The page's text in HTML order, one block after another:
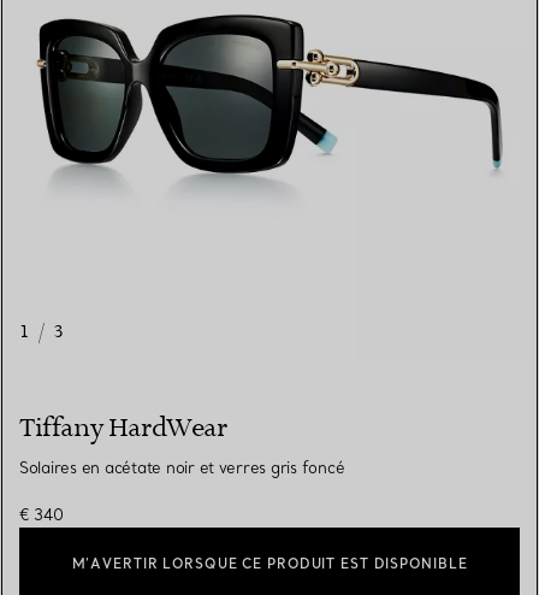
1 / 3
Tiffany HardWear
Solaires en acétate noir et verres gris foncé
€ 340
M’AVERTIR LORSQUE CE PRODUIT EST DISPONIBLE